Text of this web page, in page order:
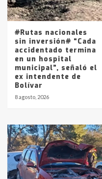
5
La Pampa,
entre 857 a
#Rutas nacionales
sin inversión# “Cada
accidentado termina
en un hospital
municipal”, señaló el
ex intendente de
Bolívar
8 agosto, 2026